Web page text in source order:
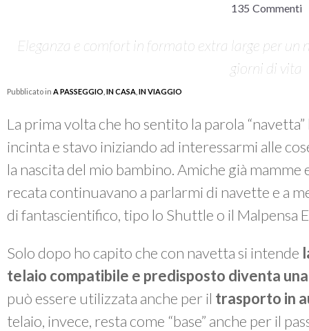
135 Commenti
Eleganza e comfort in formato extra large per un
giorni di vita
Pubblicato in A PASSEGGIO IN CASA, IN VIAGGIO
La prima volta che ho sentito la parola
incinta e stavo iniziando ad interessarmi alle
la nascita del mio bambino. Amiche già
recata continuavano a parlarmi di navette e a
di fantascientifico, tipo lo Shuttle o il Malpensa
Solo dopo ho capito che con navetta si intende
telaio compatibile e predisposto diventa
può essere utilizzata anche per il trasporto in
telaio, invece, resta come “base” anche per il